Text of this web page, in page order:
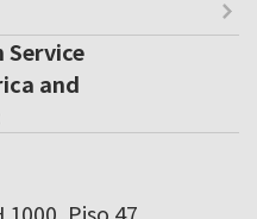
and
1000, Piso 47